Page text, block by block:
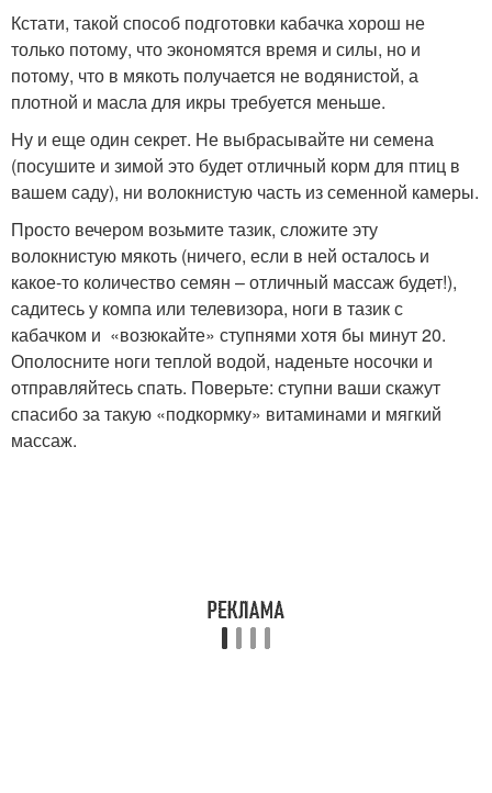
Кстати, такой способ подготовки кабачка хорош не
только потому, что экономятся время и силы, но и
потому, что в мякоть получается не водянистой, а
плотной и масла для икры требуется меньше.
Ну и еще один секрет. Не выбрасывайте ни семена
(посушите и зимой это будет отличный корм для птиц в
вашем саду), ни волокнистую часть из семенной камеры.
Просто вечером возьмите тазик, сложите эту
волокнистую мякоть (ничего, если в ней осталось и
какое-то количество семян – отличный массаж будет!),
садитесь у компа или телевизора, ноги в тазик с
кабачком и «возюкайте» ступнями хотя бы минут 20.
Ополосните ноги теплой водой, наденьте носочки и
отправляйтесь спать. Поверьте: ступни ваши скажут
спасибо за такую «подкормку» витаминами и мягкий
массаж.